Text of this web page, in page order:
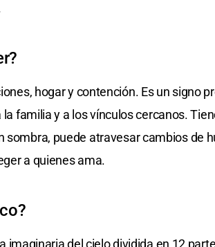
hogar y contención. Es un signo
familia y a los vínculos cercanos.
sombra, puede atravesar cambios de
a quienes ama.